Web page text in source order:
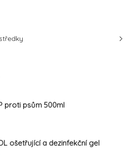
proti psům 500ml
ošetřující a dezinfekční gel